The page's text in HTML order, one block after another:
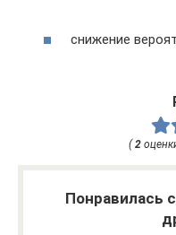
снижение
(2
Понравилась